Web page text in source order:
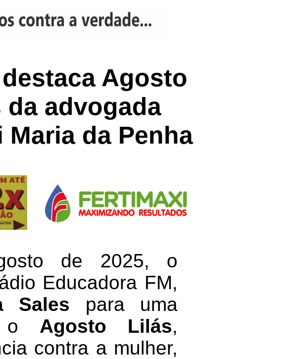
Agosto
advogada
Maria da Penha
de 2025, o
Educadora FM,
Sales para uma
o Agosto Lilás,
contra a mulher,